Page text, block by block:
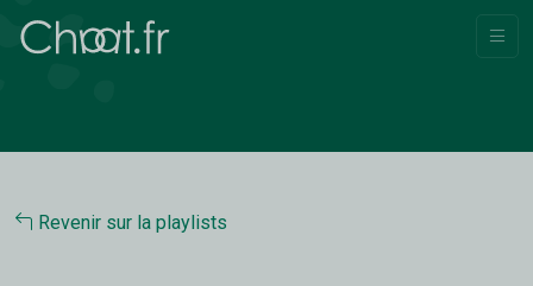
Revenir sur la playlists